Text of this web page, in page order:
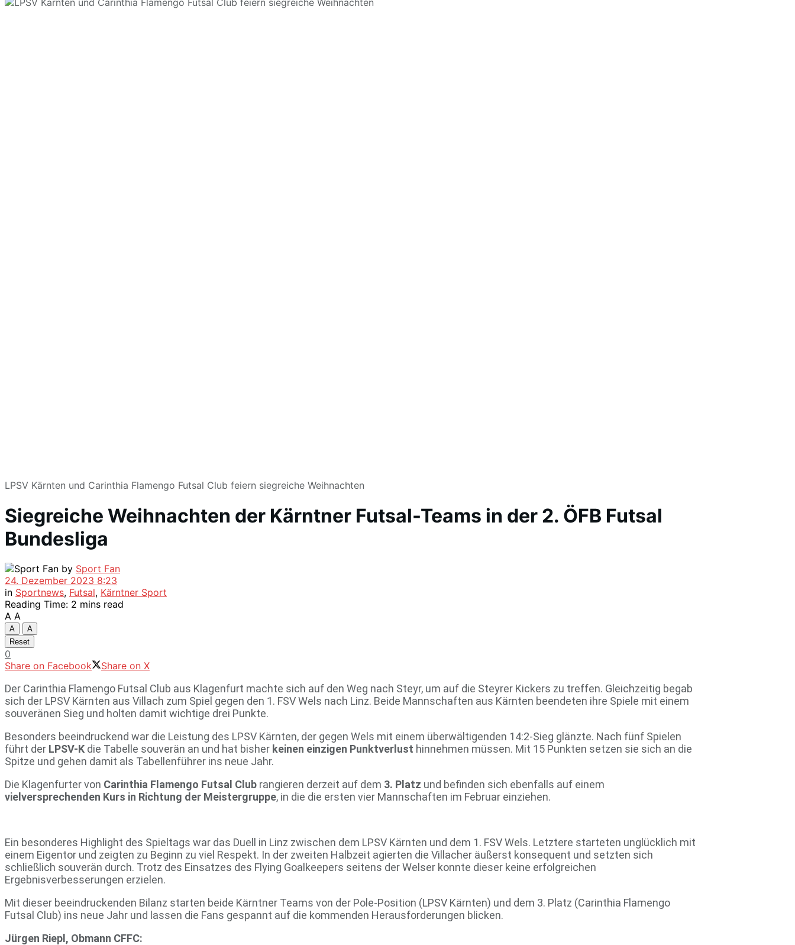
LPSV Kärnten und Carinthia Flamengo Futsal Club feiern siegreiche Weihnachten
Siegreiche Weihnachten der Kärntner Futsal-Teams in der 2. ÖFB Futsal
Bundesliga
by Sport Fan
24. Dezember 2023 8:23
in Sportnews, Futsal, Kärntner Sport
Reading Time: 2 mins read
A A
A
A
Reset
0
Share on Facebook
Share on X
Der Carinthia Flamengo Futsal Club aus Klagenfurt machte sich auf den Weg nach Steyr, um auf die Steyrer Kickers zu treffen. Gleichzeitig begab
sich der LPSV Kärnten aus Villach zum Spiel gegen den 1. FSV Wels nach Linz. Beide Mannschaften aus Kärnten beendeten ihre Spiele mit einem
souveränen Sieg und holten damit wichtige drei Punkte.
Besonders beeindruckend war die Leistung des LPSV Kärnten, der gegen Wels mit einem überwältigenden 14:2-Sieg glänzte. Nach fünf Spielen
führt der LPSV-K die Tabelle souverän an und hat bisher keinen einzigen Punktverlust hinnehmen müssen. Mit 15 Punkten setzen sie sich an die
Spitze und gehen damit als Tabellenführer ins neue Jahr.
Die Klagenfurter von Carinthia Flamengo Futsal Club rangieren derzeit auf dem 3. Platz und befinden sich ebenfalls auf einem
vielversprechenden Kurs in Richtung der Meistergruppe, in die die ersten vier Mannschaften im Februar einziehen.
Ein besonderes Highlight des Spieltags war das Duell in Linz zwischen dem LPSV Kärnten und dem 1. FSV Wels. Letztere starteten unglücklich mit
einem Eigentor und zeigten zu Beginn zu viel Respekt. In der zweiten Halbzeit agierten die Villacher äußerst konsequent und setzten sich
schließlich souverän durch. Trotz des Einsatzes des Flying Goalkeepers seitens der Welser konnte dieser keine erfolgreichen
Ergebnisverbesserungen erzielen.
Mit dieser beeindruckenden Bilanz starten beide Kärntner Teams von der Pole-Position (LPSV Kärnten) und dem 3. Platz (Carinthia Flamengo
Futsal Club) ins neue Jahr und lassen die Fans gespannt auf die kommenden Herausforderungen blicken.
Jürgen Riepl, Obmann CFFC: